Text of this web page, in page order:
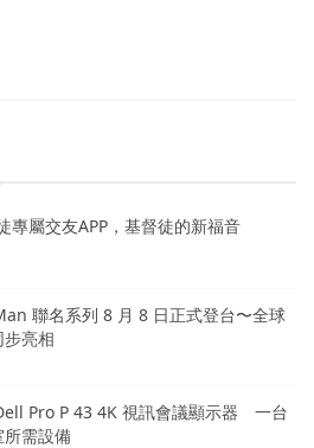
專屬交友APP，基督徒的新福音
聯名系列 8 月 8 日正式登台〜全球
亮相
Pro P 43 4K 視訊會議顯示器 一台
需設備